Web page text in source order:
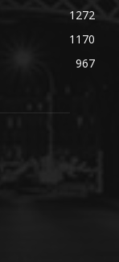
1272
1170
967